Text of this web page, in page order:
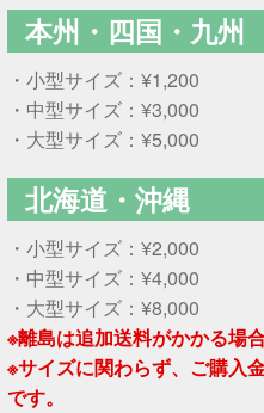
本州・四国・九州
・小型サイズ：¥1,200
・中型サイズ：¥3,000
・大型サイズ：¥5,000
北海道・沖縄
・小型サイズ：¥2,000
・中型サイズ：¥4,000
・大型サイズ：¥8,000
※離島は追加送料がかかる場
※サイズに関わらず、ご購入
です。